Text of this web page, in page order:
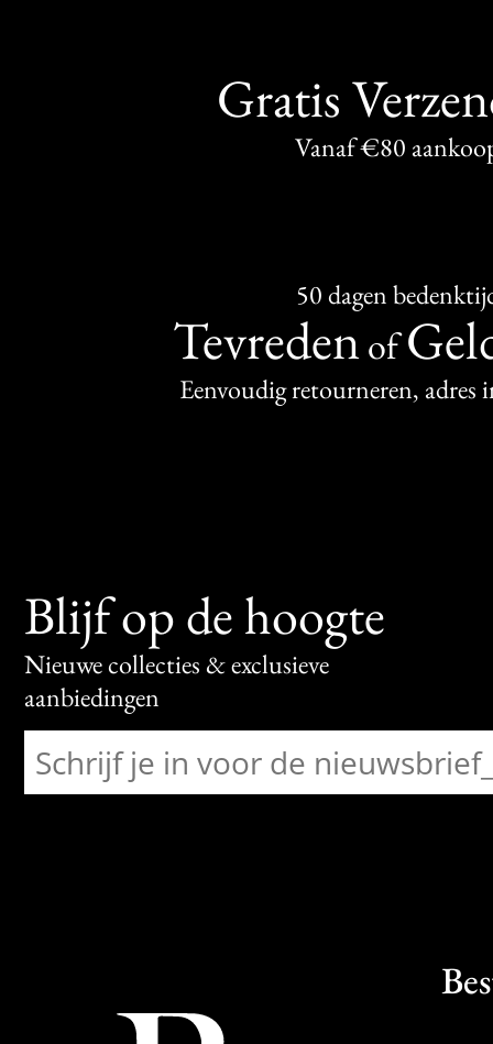
Gratis
Vanaf €80
50 dagen
Tevredenof
Eenvoudig retourneren, adres
Blijf op de hoogte
Nieuwe collecties & exclusieve
aanbiedingen